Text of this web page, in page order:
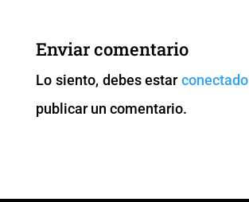
b
o
o
k
A
p
p k
er
Enviar comentario
Lo siento, debes estarconectado
publicar un comentario.